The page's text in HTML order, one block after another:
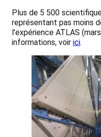
Plus de 5 500
représentant pas moins
l’expérience ATLAS
informations, voir ici.